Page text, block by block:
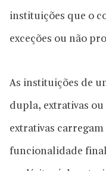
instituições que o
exceções ou não
As instituições de
dupla, extrativas
extrativas
funcionalidade